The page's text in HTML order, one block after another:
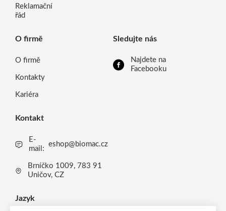
Reklamační
řád
O firmě
O firmě
Kontakty
Kariéra
Sledujte nás
Najdete na
Facebooku
Kontakt
E-
mail:
eshop@biomac.cz
Brníčko 1009, 783 91
Uničov, CZ
Jazyk